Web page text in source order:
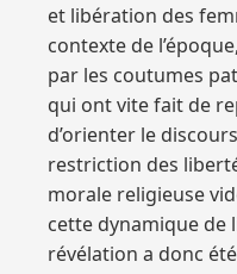
et libération des
contexte de
par les coutumes
qui ont vite fait de
d’orienter le
restriction des
morale religieuse
cette dynamique de
révélation a donc